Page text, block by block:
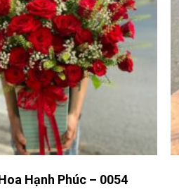
Hạnh Phúc – 0054